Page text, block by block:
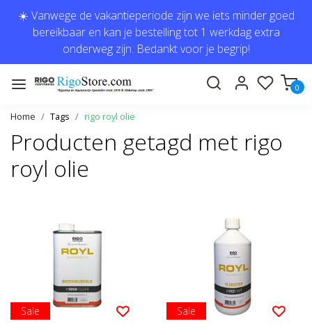
☀️ Vanwege de vakantieperiode zijn we iets minder goed
bereikbaar en kan je bestelling tot 1 werkdag extra
onderweg zijn. Bedankt voor je begrip!
0
Home Tags rigo royl olie
Producten getagd met rigo
royl olie
Sale Sale